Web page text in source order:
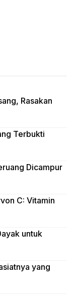
Rasakan
Terbukti
Dicampur
C: Vitamin
untuk
yang